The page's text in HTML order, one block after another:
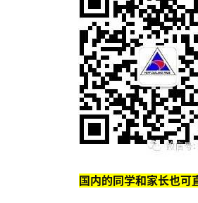
国内的同学和家长也可